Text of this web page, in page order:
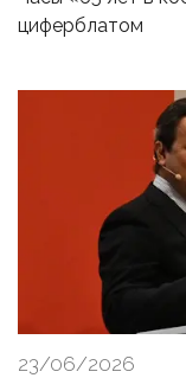
циферблатом
23/06/2026